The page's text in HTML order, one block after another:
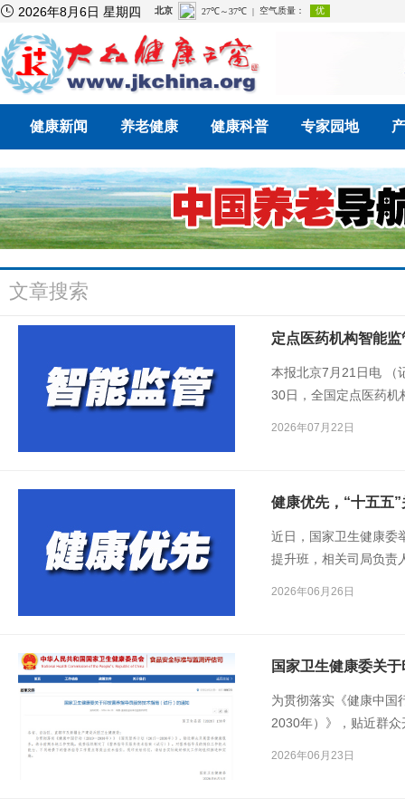
 2026年8月6日 星期四
健康新闻 养老健康 健康科普 专家园地
文章搜索
定点医药机构智能
本报北京7月21日电 （
30日，全国定点医药机
2026年07月22日
健康优先，“十五五
近日，国家卫生健康委
提升班，相关司局负责
2026年06月26日
为贯彻落实《健康中
2030年）》，贴近群
2026年06月23日